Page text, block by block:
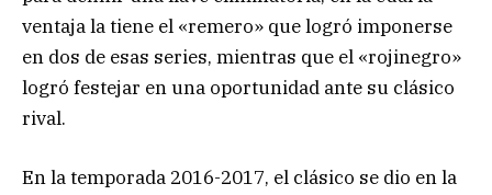
ventaja la tiene el «remero» que logró imponerse
en dos de esas series, mientras que el «rojinegro»
logró festejar en una oportunidad ante su clásico
rival.
En la temporada 2016-2017, el clásico se dio en la